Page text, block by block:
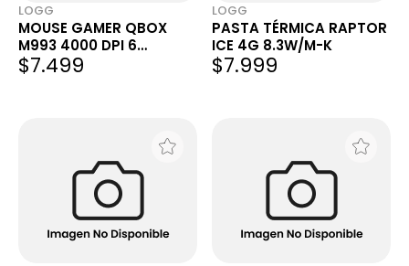
LOGG
MOUSE GAMER QBOX
M993 4000 DPI 6
BOTONES RGB
$7.499
LOGG
PASTA TÉRMICA RAPTOR
ICE 4G 8.3W/M-K
$7.999